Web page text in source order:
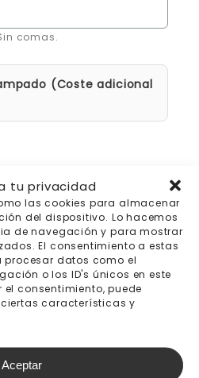
tu privacidad
las cookies para almacenar
del dispositivo. Lo hacemos
de navegación y para mostrar
El consentimiento a estas
datos como el
o los ID's únicos en este
el consentimiento, puede
características y
Aceptar
comas.
(Coste adicional
automático en la cesta
al carrito